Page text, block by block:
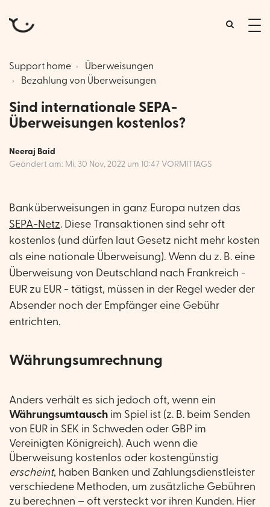
Support home
Überweisungen
Bezahlung von Überweisungen
Sind internationale SEPA-
Überweisungen kostenlos?
Neeraj Baid
Geändert am: Mi, 30 Nov, 2022 um 10:47 VORMITTAGS
Banküberweisungen in ganz Europa nutzen das
SEPA-Netz. Diese Transaktionen sind sehr oft
kostenlos (und dürfen laut Gesetz nicht mehr kosten
als eine nationale Überweisung). Wenn du z. B. eine
Überweisung von Deutschland nach Frankreich -
EUR zu EUR - tätigst, müssen in der Regel weder der
Absender noch der Empfänger eine Gebühr
entrichten.
Währungsumrechnung
Anders verhält es sich jedoch oft, wenn ein
Währungsumtausch im Spiel ist (z. B. beim Senden
von EUR in SEK in Schweden oder GBP im
Vereinigten Königreich). Auch wenn die
Überweisung kostenlos oder kostengünstig
erscheint, haben Banken und Zahlungsdienstleister
verschiedene Methoden, um zusätzliche Gebühren
zu berechnen – oft versteckt vor ihren Kunden. Hier